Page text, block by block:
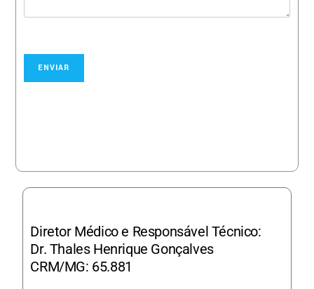
ENVIAR
Diretor Médico e Responsável Técnico:
Dr. Thales Henrique Gonçalves
CRM/MG: 65.881